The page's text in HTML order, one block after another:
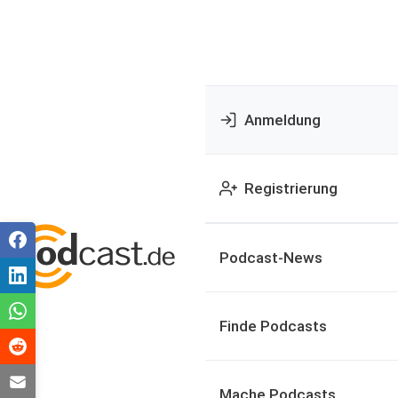
Anmeldung
Registrierung
Podcast-News
Finde Podcasts
Mache Podcasts